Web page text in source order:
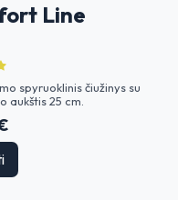
Line
spyruoklinis čiužinys su
aukštis 25 cm.